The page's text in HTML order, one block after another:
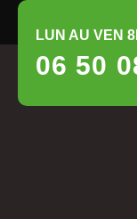
LUN AU VEN
06 50